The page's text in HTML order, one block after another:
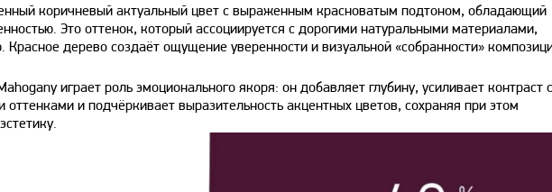
коричневый актуальный цвет с выраженным красноватым подтоном, обладающий
Это оттенок, который ассоциируется с дорогими натуральными материалами,
Красное дерево создаёт ощущение уверенности и визуальной «собранности»
играет роль эмоционального якоря: он добавляет глубину, усиливает контраст с
и подчёркивает выразительность акцентных цветов, сохраняя при этом